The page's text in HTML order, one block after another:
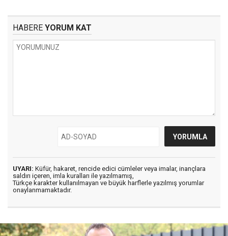
HABERE YORUM KAT
UYARI: Küfür, hakaret, rencide edici cümleler veya imalar, inançlara
saldırı içeren, imla kuralları ile yazılmamış,
Türkçe karakter kullanılmayan ve büyük harflerle yazılmış yorumlar
onaylanmamaktadır.